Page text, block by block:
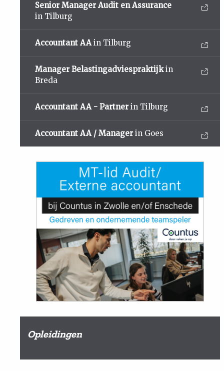
Senior Manager Audit en Assurance
in Tilburg
Accountant AA in Tilburg
Manager Belastingadviespraktijkin
Breda
Accountant AA - Partner in Tilburg
Accountant AA / Manager in Goes
Opleidingen